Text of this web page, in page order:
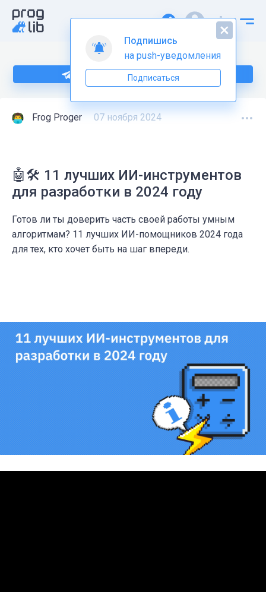
Подпишитесь на нас в Telegram
Frog Proger 07 ноября 2024
🤖🛠️ 11 лучших ИИ-инструментов
для разработки в 2024 году
Готов ли ты доверить часть своей работы умным
алгоритмам? 11 лучших ИИ-помощников 2024 года
для тех, кто хочет быть на шаг впереди.
Подпишись
на push-уведомления
Подписаться